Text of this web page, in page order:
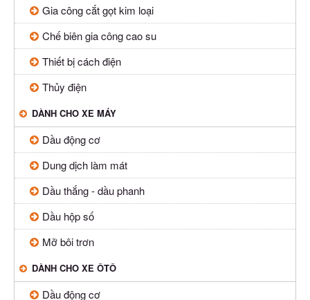
Gia công cắt gọt kim loại
Chế biên gia công cao su
Thiết bị cách điện
Thủy điện
DÀNH CHO XE MÁY
Dầu động cơ
Dung dịch làm mát
Dầu thắng - dầu phanh
Dầu hộp số
Mỡ bôi trơn
DÀNH CHO XE ÔTÔ
Dầu động cơ